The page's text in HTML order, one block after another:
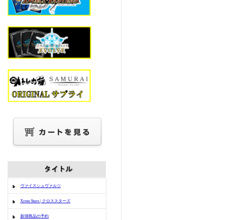
ヴァイスシュヴァルツ
Xross Stars | クロススターズ
新弾商品の予約